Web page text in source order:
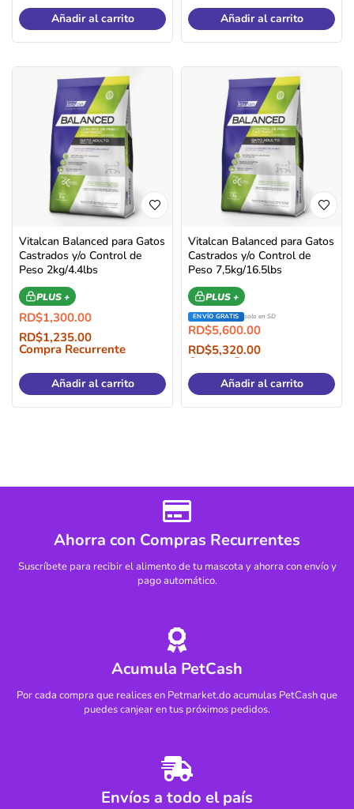
Añadir al carrito Añadir al carrito
Vitalcan Balanced para Gatos
Castrados y/o Control de
Peso 2kg/4.4lbs
PLUS +
RD$1,300.00
RD$1,235.00
Compra Recurrente
Añadir al carrito
Vitalcan Balanced para Gatos
Castrados y/o Control de
Peso 7,5kg/16.5lbs
PLUS +
ENVÍO GRATIS solo en SD
RD$5,600.00
RD$5,320.00
Compra Recurrente
Añadir al carrito
Ahorra con Compras Recurrentes
Suscríbete para recibir el alimento de tu mascota y ahorra con envío y
pago automático.
Acumula PetCash
Por cada compra que realices en Petmarket.do acumulas PetCash que
puedes canjear en tus próximos pedidos.
Envíos a todo el país